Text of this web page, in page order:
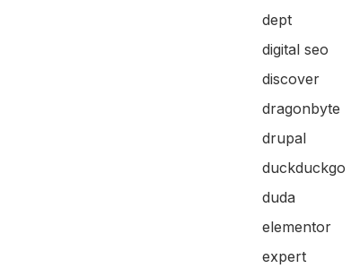
dept
digital seo
discover
dragonbyte
drupal
duckduckgo
duda
elementor
expert